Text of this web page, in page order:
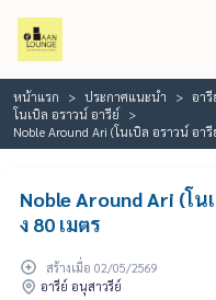
หน้าแรก ประกาศแนะนำ
อา
โนเบิล อราวน์ อารีย์
Noble Around Ari (โนเบิล อราวน์ อา
Noble Around Ari (โน
ง 80 เมตร
สร้างเมื่อ 02/05/2569
อารีย์ อนุสาวรีย์